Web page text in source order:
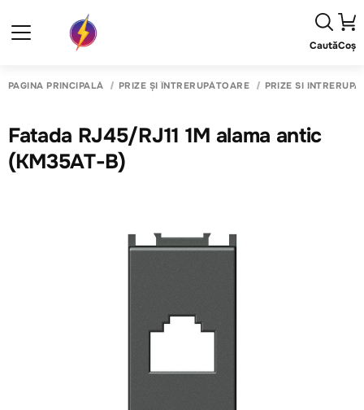
CautăCoș
PAGINA PRINCIPALĂ PRIZE ȘI ÎNTRERUPĂTOARE PRIZE SI
Fatada RJ45/RJ11 1M alama antic
(KM35AT-B)